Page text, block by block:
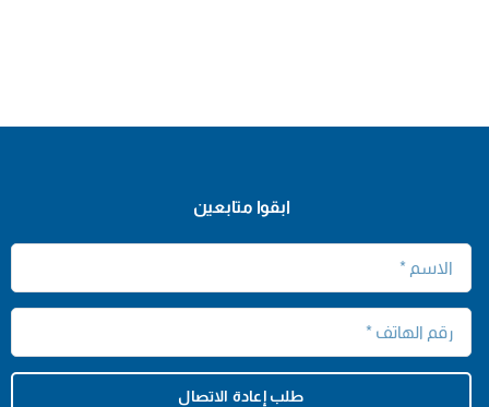
ابقوا متابعين
طلب إعادة الاتصال